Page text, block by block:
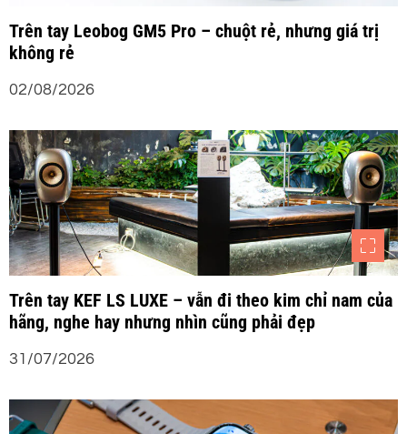
Trên tay Leobog GM5 Pro – chuột rẻ, nhưng giá trị
không rẻ
02/08/2026
Trên tay KEF LS LUXE – vẫn đi theo kim chỉ nam của
hãng, nghe hay nhưng nhìn cũng phải đẹp
31/07/2026